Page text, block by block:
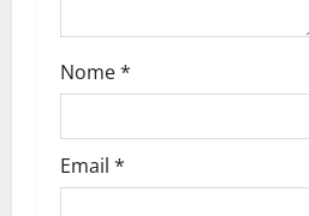
Nome*
Email *